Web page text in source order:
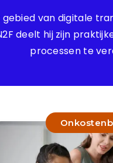
van digitale
deelt hij zijn
processen te